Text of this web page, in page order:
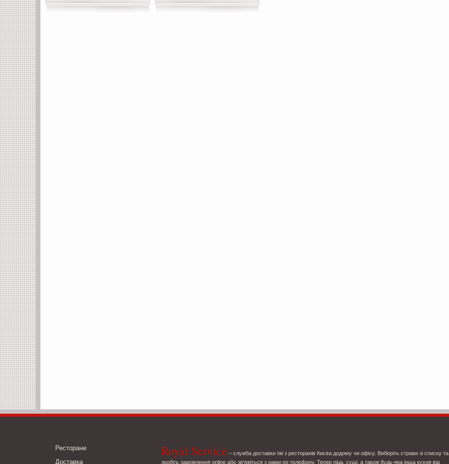
Ресторани
Доставка
Royal Service – служба доставки їжі з ресторанів Києва додому чи офісу. Виберіть страви зі списку та
зробіть замовлення online або зв'яжіться з нами по телефону. Тепер піца, суші, а також будь-яка інша кухня від